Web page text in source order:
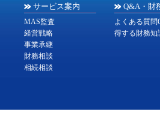
サービス案内
MAS監査
経営戦略
事業承継
財務相談
相続相談
Q&A・財
よくある質問
得する財務知